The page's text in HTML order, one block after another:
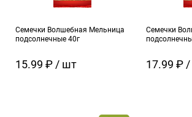
Семечки Волшебная Мельница
подсолнечные 40г
15.99 ₽ / шт
Семечки
17.99 ₽